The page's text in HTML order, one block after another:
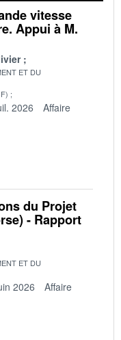
vitesse
Appui à M.
ET DU
2026
Affaire
du Projet
- Rapport
ET DU
2026
Affaire